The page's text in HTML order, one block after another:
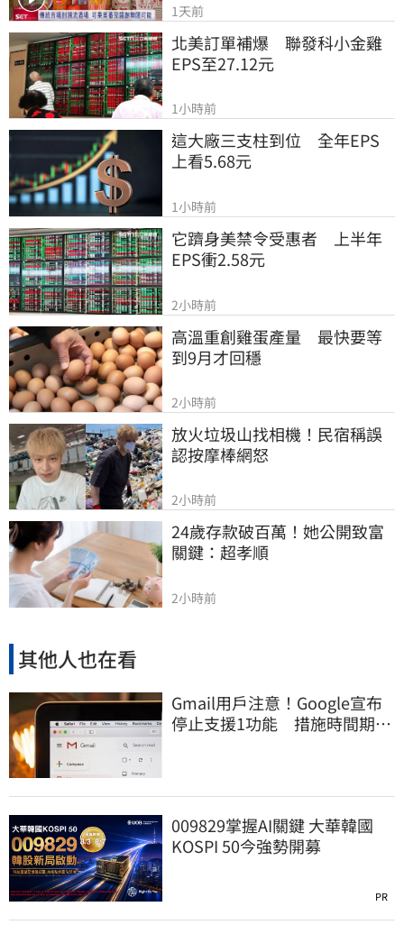
1天前
北美訂單補爆　聯發科小金雞
EPS至27.12元
1小時前
這大廠三支柱到位　全年EPS
上看5.68元
1小時前
它躋身美禁令受惠者　上半年
EPS衝2.58元
2小時前
高溫重創雞蛋產量　最快要等
到9月才回穩
2小時前
放火垃圾山找相機！民宿稱誤
認按摩棒網怒
2小時前
24歲存款破百萬！她公開致富
關鍵：超孝順
2小時前
其他人也在看
Gmail用戶注意！Google宣布
停止支援1功能 措施時間期限
009829掌握AI關鍵 大華韓國
KOSPI 50今強勢開募
PR